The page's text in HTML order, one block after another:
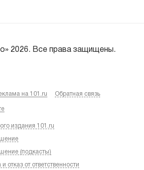
2026. Все права защищены.
на 101.ru Обратная связь
издания 101.ru
(подкасты)
отказ от ответственности